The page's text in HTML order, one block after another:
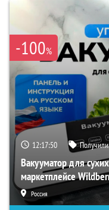
-100%
12:17:49
Вакууматор для
маркетплейсе
Россия